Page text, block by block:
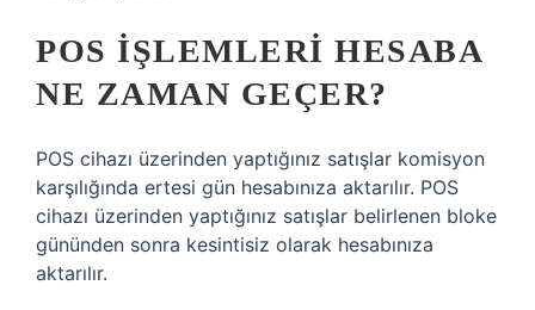
POS IŞLEMLERI HESABA
NE ZAMAN GEÇER?
POS cihazı üzerinden yaptığınız satışlar komisyon
karşılığında ertesi gün hesabınıza aktarılır. POS
cihazı üzerinden yaptığınız satışlar belirlenen bloke
gününden sonra kesintisiz olarak hesabınıza
aktarılır.